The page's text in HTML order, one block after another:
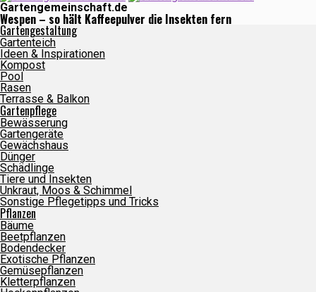
Gartengemeinschaft.de
Wespen – so hält Kaffeepulver die Insekten fern
Gartengestaltung
Gartenteich
Ideen & Inspirationen
Kompost
Pool
Rasen
Terrasse & Balkon
Gartenpflege
Bewässerung
Gartengeräte
Gewächshaus
Dünger
Schädlinge
Tiere und Insekten
Unkraut, Moos & Schimmel
Sonstige Pflegetipps und Tricks
Pflanzen
Bäume
Beetpflanzen
Bodendecker
Exotische Pflanzen
Gemüsepflanzen
Kletterpflanzen